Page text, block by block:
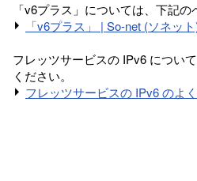
「v6プラス」については、下記の
「v6プラス」 | So-net (ソネッ
フレッツサービスの IPv6 につい
ください。
フレッツサービスの IPv6 のよ